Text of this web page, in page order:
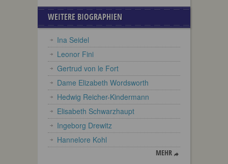
WEITERE BIOGRAPHIEN
Ina Seidel
Leonor Fini
Gertrud von le Fort
Dame Elizabeth Wordsworth
Hedwig Reicher-Kindermann
Elisabeth Schwarzhaupt
Ingeborg Drewitz
Hannelore Kohl
MEHR